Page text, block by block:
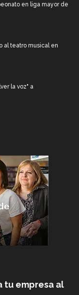
en liga mayor de
al teatro musical en
la voz" a
tu empresa al